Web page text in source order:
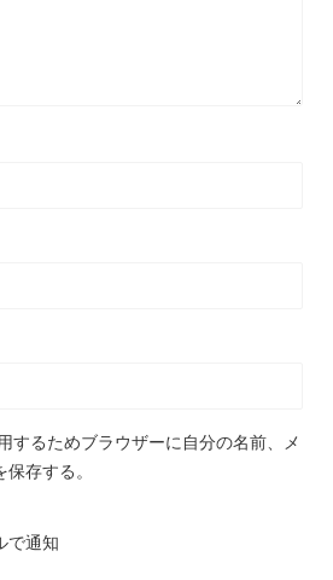
するためブラウザーに自分の名前、メ
存する。
で通知